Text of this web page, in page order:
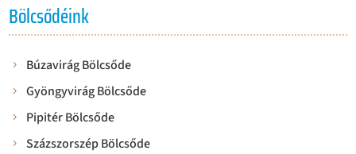
Bölcsődéink
Búzavirág Bölcsőde
Gyöngyvirág Bölcsőde
Pipitér Bölcsőde
Százszorszép Bölcsőde